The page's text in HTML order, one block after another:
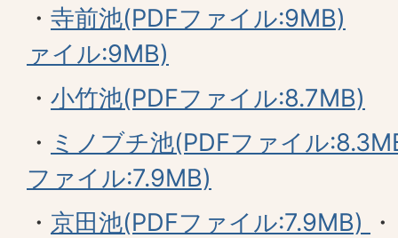
・ 寺前池(PDFファイル:9MB)
ァイル:9MB)
・ 小竹池(PDFファイル:8.7MB)
・ ミノブチ池(PDFファイル
ファイル:7.9MB)
・ 京田池(PDFファイル:7.9MB)